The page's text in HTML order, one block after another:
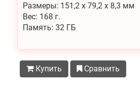
Размеры: 151,2 х 79,2 х 8,3 мм
Вес: 168 г.
Память: 32 ГБ
Купить Сравнить